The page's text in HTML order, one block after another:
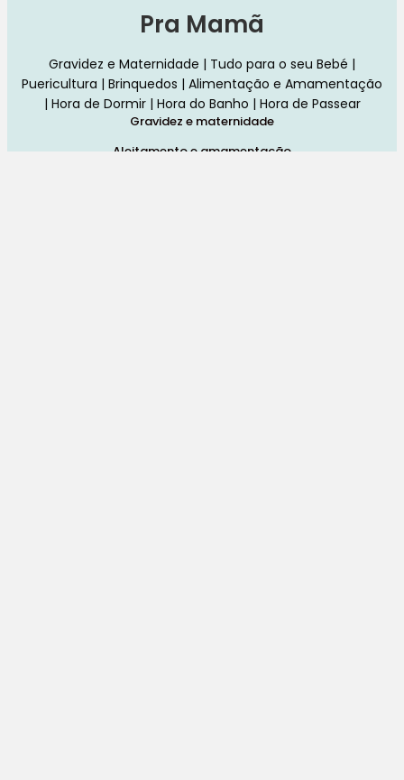
Pra Mamã
Gravidez e Maternidade | Tudo para o seu Bebé |
Puericultura | Brinquedos | Alimentação e Amamentação
| Hora de Dormir | Hora do Banho | Hora de Passear
Gravidez e maternidade
Aleitamento e amamentação